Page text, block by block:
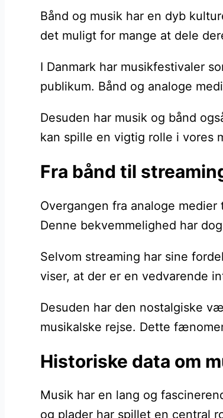
Bånd og musik har en dyb
det muligt for mange at dele
I Danmark har musikfestivaler
publikum. Bånd og analoge
Desuden har musik og bånd
kan spille en vigtig rolle i vores
Fra bånd til
Overgangen fra analoge
Denne bekvemmelighed har
Selvom streaming har sine
viser, at der er en vedvarende
Desuden har den nostalgiske
musikalske rejse. Dette
Historiske data om
Musik har en lang og
og plader har spillet en central